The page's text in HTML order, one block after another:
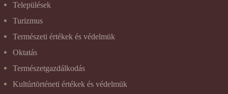
Települések
Turizmus
Természeti értékek és védelmük
Oktatás
Természetgazdálkodás
Kultúrtörténeti értékek és védelmük